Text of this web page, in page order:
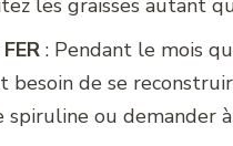
les graisses autant
: Pendant le mois
besoin de se
ou demander